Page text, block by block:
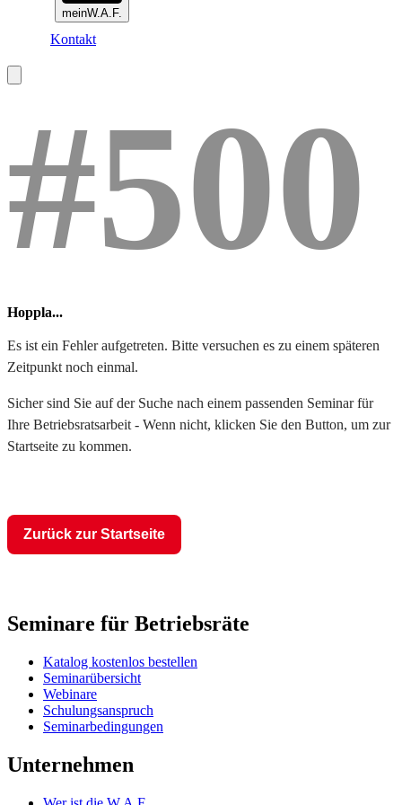
meinW.A.F.
Kontakt
#500
Hoppla...
Es ist ein Fehler aufgetreten. Bitte versuchen es zu einem späteren
Zeitpunkt noch einmal.
Sicher sind Sie auf der Suche nach einem passenden Seminar für
Ihre Betriebsratsarbeit - Wenn nicht, klicken Sie den Button, um zur
Startseite zu kommen.
Zurück zur Startseite
Seminare für Betriebsräte
Katalog kostenlos bestellen
Seminarübersicht
Webinare
Schulungsanspruch
Seminarbedingungen
Unternehmen